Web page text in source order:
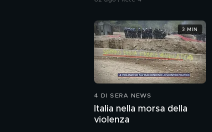
4 DI SERA NEWS
Italia nella morsa della
violenza
3 MIN